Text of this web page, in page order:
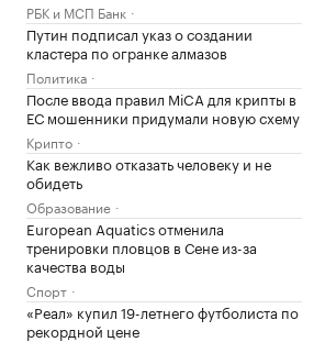
РБК и МСП Банк
Путин подписал указ о создании
кластера по огранке алмазов
Политика
После ввода правил MiCA для крипты в
ЕС мошенники придумали новую схему
Крипто
Как вежливо отказать человеку и не
обидеть
Образование
European Aquatics отменила
тренировки пловцов в Сене из-за
качества воды
Спорт
«Реал» купил 19-летнего футболиста по
рекордной цене